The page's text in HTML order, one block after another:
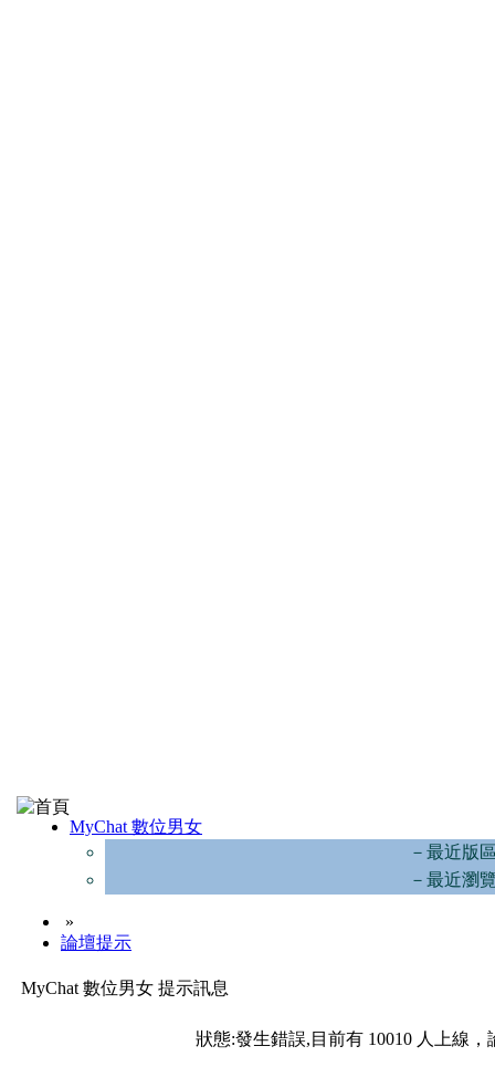
MyChat 數位男女
－最近版
－最近瀏
»
論壇提示
MyChat 數位男女 提示訊息
狀態:發生錯誤,目前有 10010 人上線